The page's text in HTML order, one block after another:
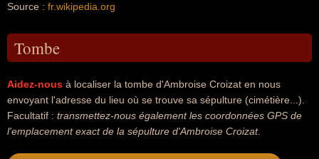
Source : fr.wikipedia.org
Tombe
Aidez-nous à localiser la tombe d'Ambroise Croizat en nous
envoyant l'adresse du lieu où se trouve sa sépulture (cimétière...).
Facultatif : transmettez-nous également les coordonnées GPS de
l'emplacement exact de la sépulture d'Ambroise Croizat.